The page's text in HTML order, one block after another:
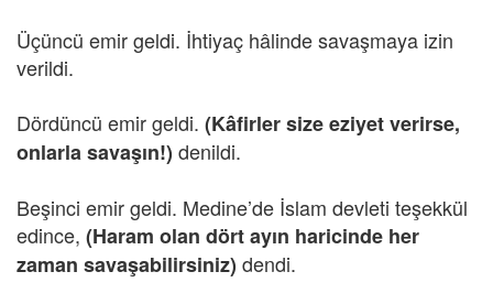
Üçüncü emir geldi. İhtiyaç hâlinde savaşmaya izin
verildi.
Dördüncü emir geldi. (Kâfirler size eziyet verirse,
onlarla savaşın!) denildi.
Beşinci emir geldi. Medine’de İslam devleti teşekkül
edince, (Haram olan dört ayın haricinde her
zaman savaşabilirsiniz) dendi.